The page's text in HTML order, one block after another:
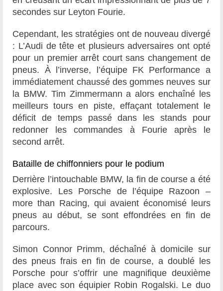
secondes sur Leyton Fourie.
Cependant, les stratégies ont de nouveau divergé
: L’Audi de tête et plusieurs adversaires ont opté
pour un premier arrêt court sans changement de
pneus. À l’inverse, l’équipe FK Performance a
immédiatement chaussé des gommes neuves sur
la BMW. Tim Zimmermann a alors enchaîné les
meilleurs tours en piste, effaçant totalement le
déficit de temps passé dans les stands pour
redonner les commandes à Fourie après le
second arrêt.
Bataille de chiffonniers pour le podium
Derrière l’intouchable BMW, la fin de course a été
explosive. Les Porsche de l’équipe Razoon –
more than Racing, qui avaient économisé leurs
pneus au début, se sont effondrées en fin de
parcours.
Simon Connor Primm, déchaîné à domicile sur
des pneus frais en fin de course, a doublé les
Porsche pour s’offrir une magnifique deuxième
place avec son équipier Robin Rogalski. Le duo